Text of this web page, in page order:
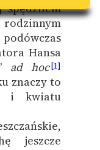
Hansa
ad hoc[1]
znaczy to
i kwiatu
jeszcze